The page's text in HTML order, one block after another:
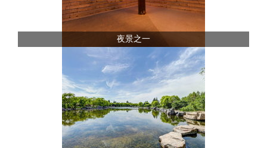
夜景之一